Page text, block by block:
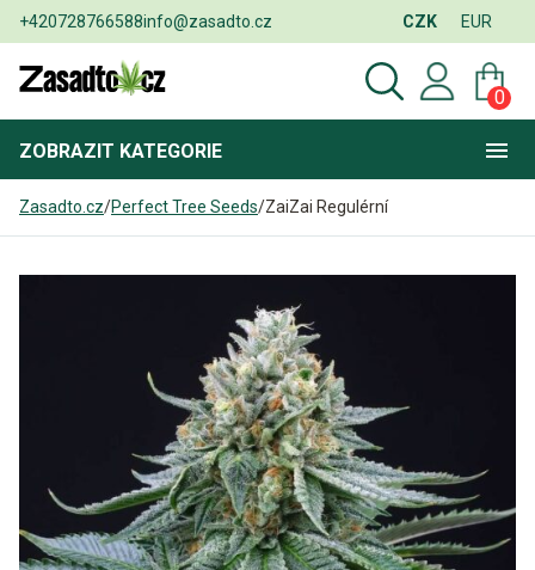
+420728766588info@zasadto.cz CZK EUR
0
ZOBRAZIT KATEGORIE
Zasadto.cz/Perfect Tree Seeds/ZaiZai Regulérní